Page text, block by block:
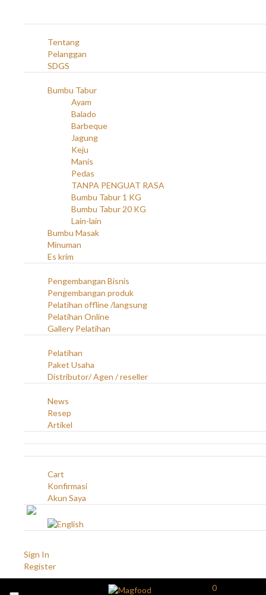
Tentang
Pelanggan
SDGS
Bumbu Tabur
Ayam
Balado
Barbeque
Jagung
Keju
Manis
Pedas
TANPA PENGUAT RASA
Bumbu Tabur 1 KG
Bumbu Tabur 20 KG
Lain-lain
Bumbu Masak
Minuman
Es krim
Pengembangan Bisnis
Pengembangan produk
Pelatihan offline /langsung
Pelatihan Online
Gallery Pelatihan
Pelatihan
Paket Usaha
Distributor/ Agen / reseller
News
Resep
Artikel
Cart
Konfirmasi
Akun Saya
Sign In
Register
0